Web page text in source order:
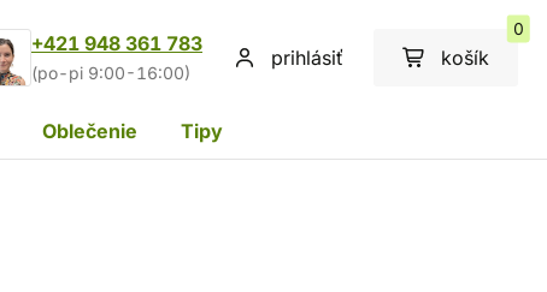
+421 948 361 783
(po-pi 9:00-16:00)
prihlásiť košík
0
Oblečenie Tipy